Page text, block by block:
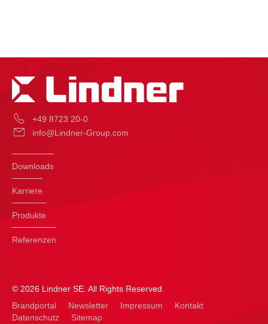
+49 8723 20-0
info@Lindner-Group.com
Downloads
Karriere
Produkte
Referenzen
© 2026 Lindner SE. All Rights Reserved.
Brandportal
Newsletter Impressum
Kontakt
Datenschutz
Sitemap